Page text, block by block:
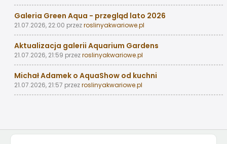
Galeria Green Aqua - przegląd lato 2026
21.07.2026, 22:00 przezroslinyakwariowe.pl
Aktualizacja galerii Aquarium Gardens
21.07.2026, 21:59 przezroslinyakwariowe.pl
Michał Adamek o AquaShow od kuchni
21.07.2026, 21:57 przezroslinyakwariowe.pl